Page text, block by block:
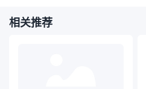
相关推荐